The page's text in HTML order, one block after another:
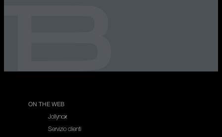
ON THE WEB
Jollynox
Servizio clienti